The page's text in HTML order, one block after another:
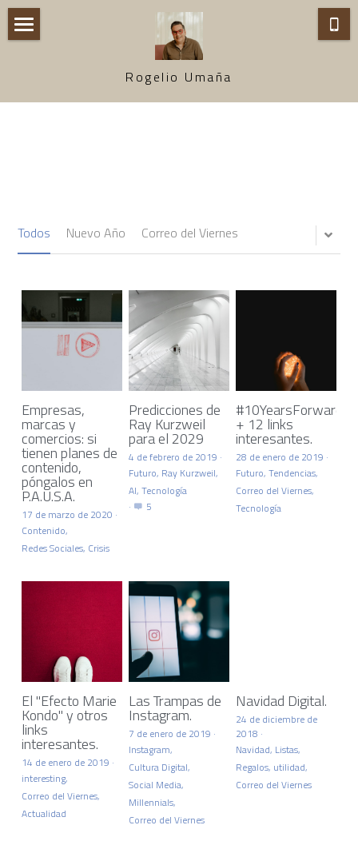
Rogelio Umaña
Master Class 2026
Todos Nuevo Año Correo del Viernes
Empresas,
marcas y
comercios: si
tienen planes de
contenido,
póngalos en
P.A.U.S.A.
17 de marzo de 2020 ·
Contenido,
Redes Sociales, Crisis
Predicciones de
Ray Kurzweil
para el 2029
4 de febrero de 2019 ·
Futuro, Ray Kurzweil,
AI, Tecnología
·
5
#10YearsForward
+ 12 links
interesantes.
28 de enero de 2019 ·
Futuro, Tendencias,
Correo del Viernes,
Tecnología
El "Efecto Marie
Kondo" y otros
links
interesantes.
14 de enero de 2019 ·
interesting,
Correo del Viernes,
Actualidad
Las Trampas de
Instagram.
7 de enero de 2019 ·
Instagram,
Cultura Digital,
Social Media,
Millennials,
Correo del Viernes
Navidad Digital.
24 de diciembre de
2018 ·
Navidad, Listas,
Regalos, utilidad,
Correo del Viernes